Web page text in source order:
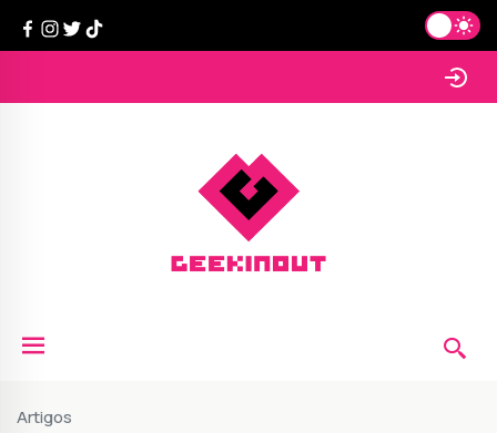
Artigos